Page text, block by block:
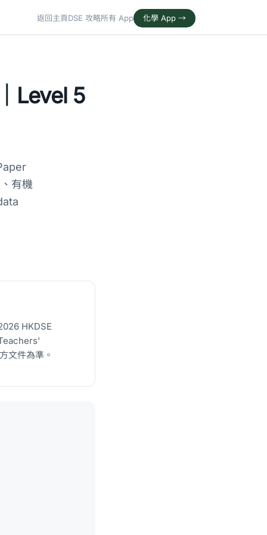
返回主頁DSE 攻略所有 App 化學 App →
Level 5
有機
HKDSE
文件為準。